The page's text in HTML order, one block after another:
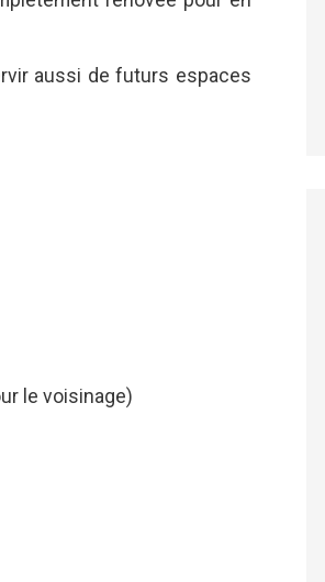
aussi de futurs espaces
le voisinage)